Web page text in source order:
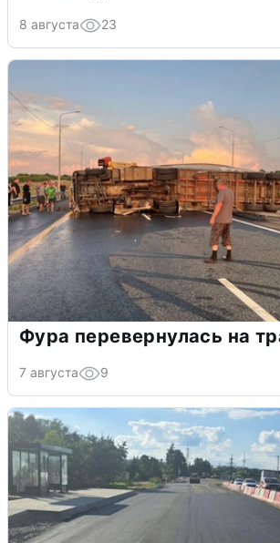
8 августа 23
Фура перевернулась на
7 августа 9